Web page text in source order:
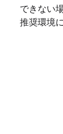
できない
推奨環境